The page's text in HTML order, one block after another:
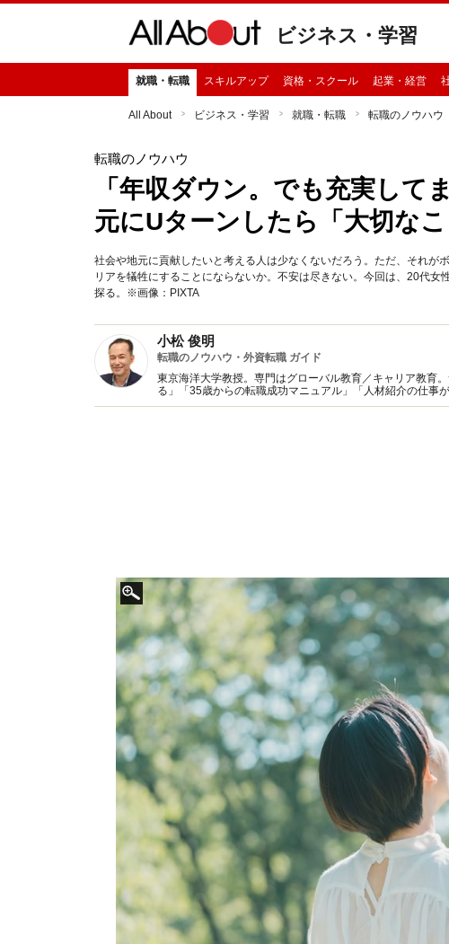
ビジネス・学習
就職・転職 スキルアップ 資格・スクール 起業・経営
All About ビジネス・学習 就職・転職 転職のノウハウ
転職のノウハウ
「年収ダウン。でも充実して
元にUターンしたら「大切な
社会や地元に貢献したいと考える人は少なくないだろう。ただ、それが
リアを犠牲にすることにならないか。不安は尽きない。今回は、20代
探る。※画像：PIXTA
小松 俊明
転職のノウハウ・外資転職 ガイド
東京海洋大学教授。専門はグローバル教育／キャリア教育
る」「35歳からの転職成功マニュアル」「人材紹介の仕事
ドハンターで企業の採用事情に詳しい。